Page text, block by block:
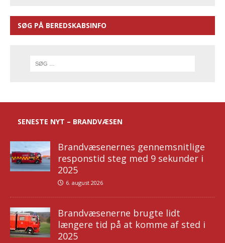
SØG PÅ BEREDSKABSINFO
SENESTE NYT – BRANDVÆSEN
Brandvæsenernes gennemsnitlige
responstid steg med 9 sekunder i
2025
6. august 2026
Brandvæsenerne brugte lidt
længere tid på at komme af sted i
2025